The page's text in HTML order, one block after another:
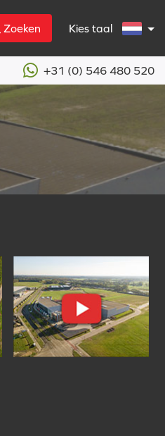
Zoeken Kies taal
+31 (0) 546 480 520